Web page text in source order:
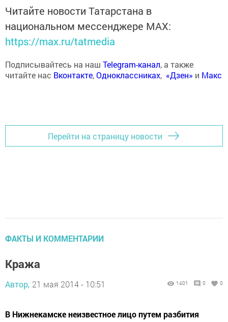
Читайте новости Татарстана в
национальном мессенджере MАХ:
https://max.ru/tatmedia
Подписывайтесь на наш Telegram-канал, а также
читайте нас Вконтакте,Одноклассниках, «Дзен» и Макс
Перейти на страницу новости
ФАКТЫ И КОММЕНТАРИИ
Кража
Автор, 21 мая 2014 - 10:51 1401 0 0
В Нижнекамске неизвестное лицо путем разбития